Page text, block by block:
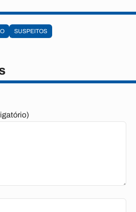
SUSPEITOS